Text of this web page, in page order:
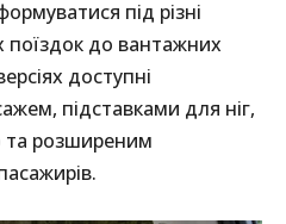
під різні
поїздок до вантажних
доступні
підставками для ніг,
розширеним